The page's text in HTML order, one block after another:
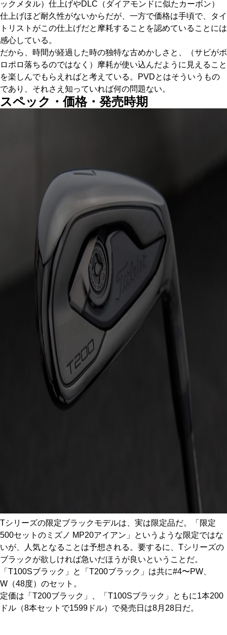
ックメタル）仕上げやDLC（ダイアモンドに似たカーボン）
仕上げほど耐久性がないからだが、一方で価格は手頃で、タイ
トリストがこの仕上げだと摩耗することを認めていることには
感心している。
だから、時間が経過した時の独特な古めかしさと、（サビがポ
ロポロ落ちるのではなく）摩耗が使い込んだように見えること
を楽しんでもらえればと考えている。PVDとはそういうもの
であり、それさえ知っていれば何の問題ない。
スペック・価格・発売時期
Tシリーズの限定ブラックモデルは、実は限定品だ。「限定
500セットのミズノ MP20アイアン」というような限定ではな
いが、人気となることは予想される。要するに、Tシリーズの
ブラックが欲しければ急いだほうが良いということだ。
「T100Sブラック」と「T200ブラック」は共に#4〜PW、
W（48度）のセット。
定価は「T200ブラック」、「T100Sブラック」ともに1本200
ドル（8本セットで1599ドル）で発売日は8月28日だ。